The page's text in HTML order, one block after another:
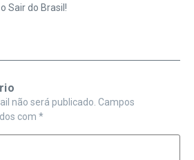
Sair do Brasil!
não será publicado. Campos
com *